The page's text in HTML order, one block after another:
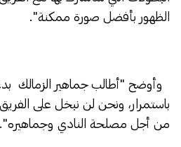
الظهور بأفضل صورة ممكنة".
وأوضح "أطالب جماهير الزمالك
باستمرار، ونحن لن نبخل على
من أجل مصلحة النادي وجماهيره".